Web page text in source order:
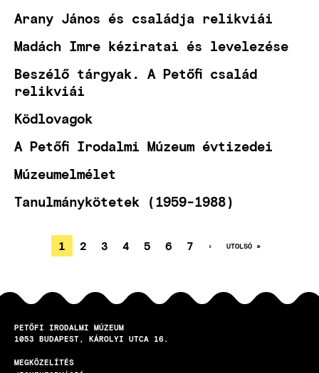
Arany János és családja relikviái
Madách Imre kéziratai és levelezése
Beszélő tárgyak. A Petőfi család
relikviái
Ködlovagok
A Petőfi Irodalmi Múzeum évtizedei
Múzeumelmélet
Tanulmánykötetek (1959-1988)
OLDALSZÁMOZÁS
JELENLEGI
OLDAL
1 OLDAL
2 OLDAL
3 OLDAL
4 OLDAL
5 OLDAL
6 OLDAL
7
KÖVETKEZŐ
›
UTOLSÓ
UTOLSÓ »
PETŐFI IRODALMI MÚZEUM
1053
BUDAPEST KÁROLYI UTCA 16.
MEGKÖZELÍTÉS